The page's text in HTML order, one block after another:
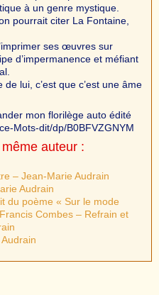
à un genre mystique.
pourrait citer La Fontaine,
ses œuvres sur
d’impermanence et méfiant
lui, c’est que c’est une âme
mon florilège auto édité
Mots-dit/dp/B0BFVZGNYM
auteur :
– Jean-Marie Audrain
Audrain
du poème « Sur le mode
Combes – Refrain et